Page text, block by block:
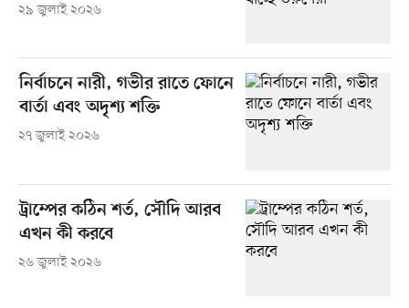
২৯ জুলাই ২০২৬
নির্বাচনে নারী, গভীর রাতে ফোনে
বার্তা এবং অদৃশ্য শক্তি
২৭ জুলাই ২০২৬
ট্রাম্পের কঠিন শর্ত, সৌদি আরব
এখন কী করবে
২৬ জুলাই ২০২৬